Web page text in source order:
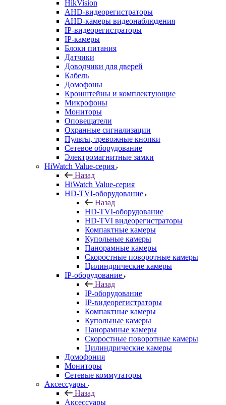
HikVision
AHD-видеорегистраторы
AHD-камеры видеонаблюдения
IP-видеорегистраторы
IP-камеры
Блоки питания
Датчики
Доводчики для дверей
Кабель
Домофоны
Кронштейны и комплектующие
Микрофоны
Мониторы
Оповещатели
Охранные сигнализации
Пульты, тревожные кнопки
Сетевое оборудование
Электромагнитные замки
HiWatch Value-серия
Назад
HiWatch Value-серия
HD-TVI-оборудование
Назад
HD-TVI-оборудование
HD-TVI видеорегистраторы
Компактные камеры
Купольные камеры
Панорамные камеры
Скоростные поворотные камеры
Цилиндрические камеры
IP-оборудование
Назад
IP-оборудование
IP-видеорегистраторы
Компактные камеры
Купольные камеры
Панорамные камеры
Скоростные поворотные камеры
Цилиндрические камеры
Домофония
Мониторы
Сетевые коммутаторы
Аксессуары
Назад
Аксессуары